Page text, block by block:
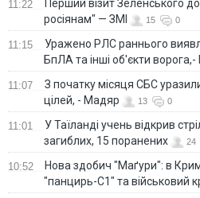
11:22
Перший візит Зеленського
росіянам" — ЗМІ
15 0
11:15
Уражено РЛС раннього
БпЛА та інші об'єкти
11:07
З початку місяця СБС
цілей, - Мадяр
13 0
11:01
У Таїланді учень відкрив
загиблих, 15 поранених
24
10:52
Нова здобич "Маґури": в
"панцирь-С1" та військовий